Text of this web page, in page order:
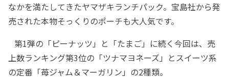
なかを満たしてきたヤマザキランチパック。宝島社から発
売された本物そっくりのポーチも大人気です。
第1弾の「ピーナッツ」と「たまご」に続く今回は、売
上数ランキング第3位の「ツナマヨネーズ」とスイーツ系
の定番「苺ジャム＆マーガリン」の2種類。